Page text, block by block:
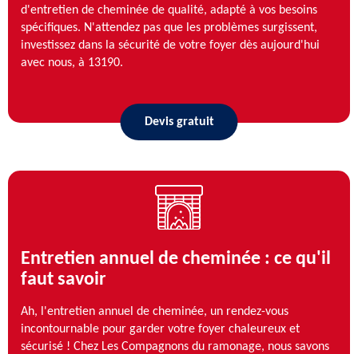
d'entretien de cheminée de qualité, adapté à vos besoins
spécifiques. N'attendez pas que les problèmes surgissent,
investissez dans la sécurité de votre foyer dès aujourd'hui
avec nous, à 13190.
Devis gratuit
Entretien annuel de cheminée : ce qu'il
faut savoir
Ah, l'entretien annuel de cheminée, un rendez-vous
incontournable pour garder votre foyer chaleureux et
sécurisé ! Chez Les Compagnons du ramonage, nous savons